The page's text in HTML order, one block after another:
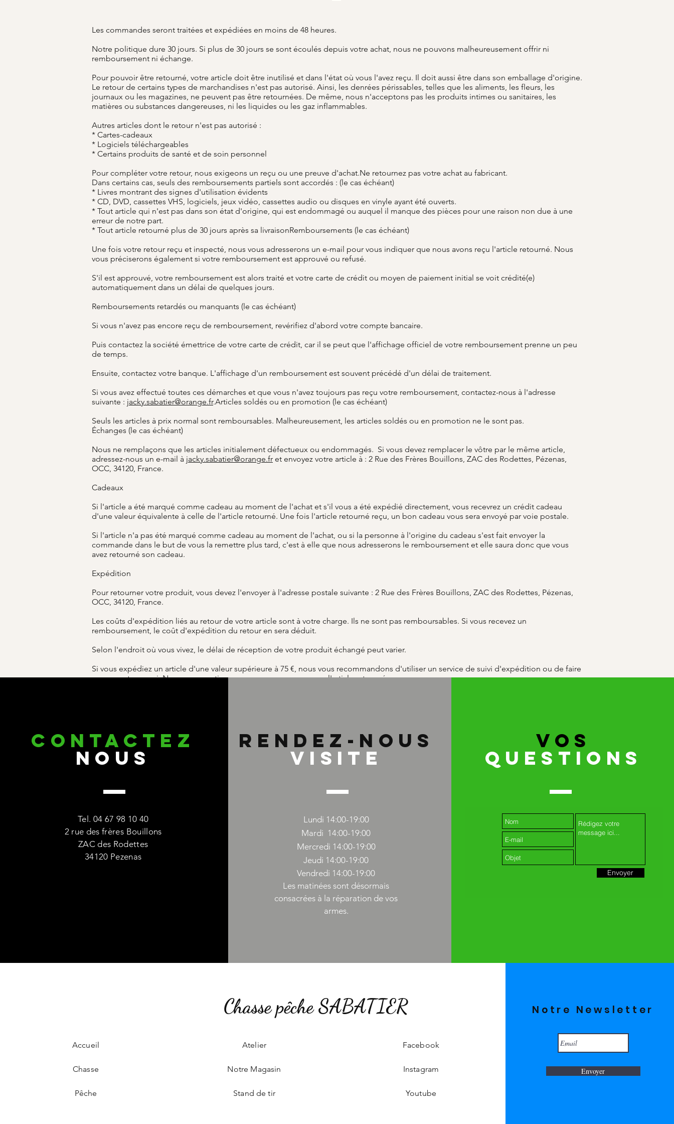
Les commandes seront traitées et expédiées en moins de 48 heures.
Notre politique dure 30 jours. Si plus de 30 jours se sont écoulés depuis votre achat, nous ne pouvons malheureusement offrir ni
remboursement ni échange.
Pour pouvoir être retourné, votre article doit être inutilisé et dans l'état où vous l'avez reçu. Il doit aussi être dans son emballage d'origine.
Le retour de certains types de marchandises n'est pas autorisé. Ainsi, les denrées périssables, telles que les aliments, les fleurs, les
journaux ou les magazines, ne peuvent pas être retournées. De même, nous n'acceptons pas les produits intimes ou sanitaires, les
matières ou substances dangereuses, ni les liquides ou les gaz inflammables.
Autres articles dont le retour n'est pas autorisé :
* Cartes-cadeaux
* Logiciels téléchargeables
* Certains produits de santé et de soin personnel
Pour compléter votre retour, nous exigeons un reçu ou une preuve d'achat.Ne retournez pas votre achat au fabricant.
Dans certains cas, seuls des remboursements partiels sont accordés : (le cas échéant)
* Livres montrant des signes d'utilisation évidents
* CD, DVD, cassettes VHS, logiciels, jeux vidéo, cassettes audio ou disques en vinyle ayant été ouverts.
* Tout article qui n'est pas dans son état d'origine, qui est endommagé ou auquel il manque des pièces pour une raison non due à une
erreur de notre part.
* Tout article retourné plus de 30 jours après sa livraisonRemboursements (le cas échéant)
Une fois votre retour reçu et inspecté, nous vous adresserons un e-mail pour vous indiquer que nous avons reçu l'article retourné. Nous
vous préciserons également si votre remboursement est approuvé ou refusé.
S'il est approuvé, votre remboursement est alors traité et votre carte de crédit ou moyen de paiement initial se voit crédité(e)
automatiquement dans un délai de quelques jours.
Remboursements retardés ou manquants (le cas échéant)
Si vous n'avez pas encore reçu de remboursement, revérifiez d'abord votre compte bancaire.
Puis contactez la société émettrice de votre carte de crédit, car il se peut que l'affichage officiel de votre remboursement prenne un peu
de temps.
Ensuite, contactez votre banque. L'affichage d'un remboursement est souvent précédé d'un délai de traitement.
Si vous avez effectué toutes ces démarches et que vous n'avez toujours pas reçu votre remboursement, contactez-nous à l'adresse
suivante : jacky.sabatier@orange.fr.Articles soldés ou en promotion (le cas échéant)
Seuls les articles à prix normal sont remboursables. Malheureusement, les articles soldés ou en promotion ne le sont pas.
Échanges (le cas échéant)
Nous ne remplaçons que les articles initialement défectueux ou endommagés. Si vous devez remplacer le vôtre par le même article,
adressez-nous un e-mail à jacky.sabatier@orange.fr et envoyez votre article à : 2 Rue des Frères Bouillons, ZAC des Rodettes, Pézenas,
OCC, 34120, France.
Cadeaux
Si l'article a été marqué comme cadeau au moment de l'achat et s'il vous a été expédié directement, vous recevrez un crédit cadeau
d'une valeur équivalente à celle de l'article retourné. Une fois l'article retourné reçu, un bon cadeau vous sera envoyé par voie postale.
Si l'article n'a pas été marqué comme cadeau au moment de l'achat, ou si la personne à l'origine du cadeau s'est fait envoyer la
commande dans le but de vous la remettre plus tard, c'est à elle que nous adresserons le remboursement et elle saura donc que vous
avez retourné son cadeau.
Expédition
Pour retourner votre produit, vous devez l'envoyer à l'adresse postale suivante : 2 Rue des Frères Bouillons, ZAC des Rodettes, Pézenas,
OCC, 34120, France.
Les coûts d'expédition liés au retour de votre article sont à votre charge. Ils ne sont pas remboursables. Si vous recevez un
remboursement, le coût d'expédition du retour en sera déduit.
Selon l'endroit où vous vivez, le délai de réception de votre produit échangé peut varier.
Si vous expédiez un article d'une valeur supérieure à 75 €, nous vous recommandons d'utiliser un service de suivi d'expédition ou de faire
assurer votre envoi. Nous ne garantissons pas que nous recevrons l'article retourné.
CONTACTez
nous
Tel. 04 67 98 10 40
2 rue des frères Bouillons
ZAC des Rodettes
34120 Pezenas
Rendez-nous
Visite
Lundi 14:00-19:00
Mardi 14:00-19:00
Mercredi 14:00-19:00
Jeudi 14:00-19:00
Vendredi 14:00-19:00
Les matinées sont désormais
consacrées à la réparation de vos
armes.
VOS
QUESTIONS
Envoyer
Accueil
Chasse
Pêche
Atelier
Notre Magasin
Stand de tir
Facebook
Instagram
Youtube
Notre Newsletter
Envoyer
Chasse pêche SABATIER